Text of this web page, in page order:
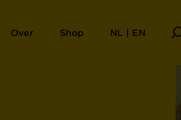
Over Shop NL | EN